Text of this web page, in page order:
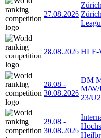
27.08.2026
28.08.2026 HLF-
28.08 -
30.08.2026
DM
M/W/
23/
29.08 -
30.08.2026